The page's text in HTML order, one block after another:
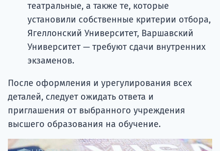
театральные, а также те, которые
установили собственные критерии отбора,
Ягеллонский Университет, Варшавский
Университет — требуют сдачи внутренних
экзаменов.
После оформления и урегулирования всех
деталей, следует ожидать ответа и
приглашения от выбранного учреждения
высшего образования на обучение.